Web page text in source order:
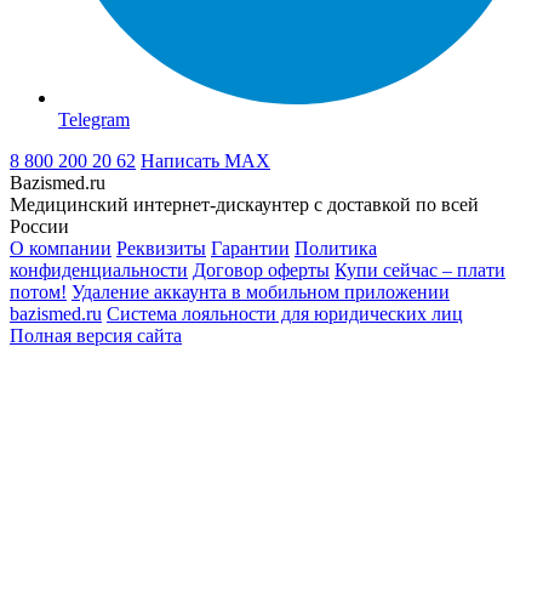
Telegram
8 800 200 20 62 Написать MAX
Bazismed.ru
Медицинский интернет-дискаунтер с доставкой по всей
России
О компании Реквизиты Гарантии Политика
конфиденциальности Договор оферты Купи сейчас – плати
потом! Удаление аккаунта в мобильном приложении
bazismed.ru Система лояльности для юридических лиц
Полная версия сайта